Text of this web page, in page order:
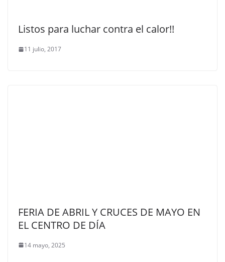
Listos para luchar contra el calor!!
11 julio, 2017
FERIA DE ABRIL Y CRUCES DE MAYO EN
EL CENTRO DE DÍA
14 mayo, 2025